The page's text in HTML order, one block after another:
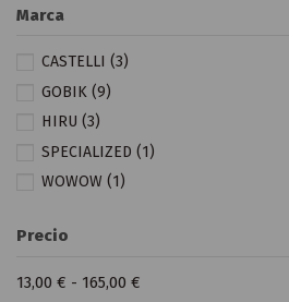
Marca
CASTELLI (3)
GOBIK (9)
HIRU (3)
SPECIALIZED (1)
WOWOW (1)
Precio
13,00 € - 165,00 €